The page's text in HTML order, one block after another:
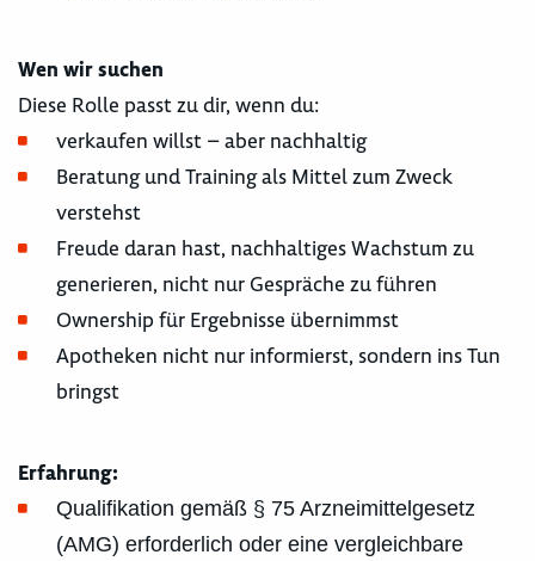
Wen wir suchen
Diese Rolle passt zu dir, wenn du:
verkaufen willst – aber nachhaltig
Beratung und Training als Mittel zum Zweck
verstehst
Freude daran hast, nachhaltiges Wachstum zu
generieren, nicht nur Gespräche zu führen
Ownership für Ergebnisse übernimmst
Apotheken nicht nur informierst, sondern ins Tun
bringst
Erfahrung:
Qualifikation gemäß § 75 Arzneimittelgesetz
(AMG) erforderlich oder eine vergleichbare